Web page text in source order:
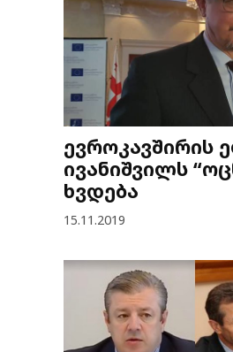
ევროკავშირის
ივანიშვილს
ხვდება
15.11.2019